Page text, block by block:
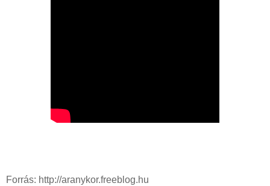
Forrás: http://aranykor.freeblog.hu